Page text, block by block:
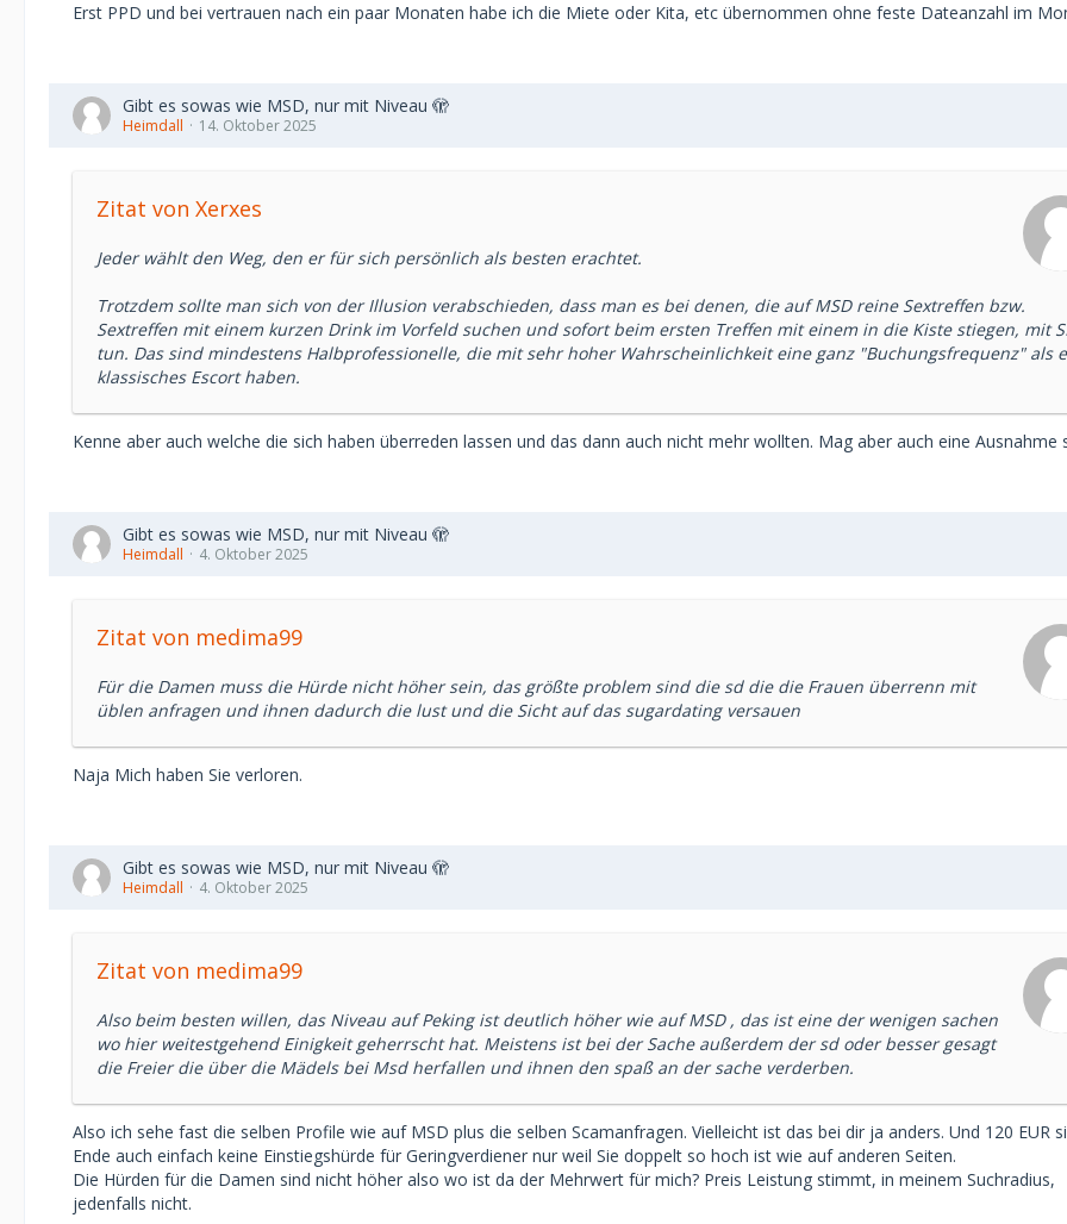
Erst PPD und bei vertrauen nach ein paar Monaten habe ich die Miete oder Kita, etc übernommen ohne feste Dateanzahl im
Gibt es sowas wie MSD, nur mit Niveau 🫣
Heimdall 14. Oktober 2025
Zitat von Xerxes
Jeder wählt den Weg, den er für sich persönlich als besten erachtet.
Trotzdem sollte man sich von der Illusion verabschieden, dass man es bei denen, die auf MSD reine Sextreffen bzw.
Sextreffen mit einem kurzen Drink im Vorfeld suchen und sofort beim ersten Treffen mit einem in die Kiste stiegen, mit
tun. Das sind mindestens Halbprofessionelle, die mit sehr hoher Wahrscheinlichkeit eine ganz "Buchungsfrequenz" als
klassisches Escort haben.
Kenne aber auch welche die sich haben überreden lassen und das dann auch nicht mehr wollten. Mag aber auch eine Ausnahme
Gibt es sowas wie MSD, nur mit Niveau 🫣
Heimdall 4. Oktober 2025
Zitat von medima99
Für die Damen muss die Hürde nicht höher sein, das größte problem sind die sd die die Frauen überrenn mit
üblen anfragen und ihnen dadurch die lust und die Sicht auf das sugardating versauen
Naja Mich haben Sie verloren.
Gibt es sowas wie MSD, nur mit Niveau 🫣
Heimdall 4. Oktober 2025
Zitat von medima99
Also beim besten willen, das Niveau auf Peking ist deutlich höher wie auf MSD , das ist eine der wenigen sachen
wo hier weitestgehend Einigkeit geherrscht hat. Meistens ist bei der Sache außerdem der sd oder besser gesagt
die Freier die über die Mädels bei Msd herfallen und ihnen den spaß an der sache verderben.
Also ich sehe fast die selben Profile wie auf MSD plus die selben Scamanfragen. Vielleicht ist das bei dir ja anders. Und 120 EUR
Ende auch einfach keine Einstiegshürde für Geringverdiener nur weil Sie doppelt so hoch ist wie auf anderen Seiten.
Die Hürden für die Damen sind nicht höher also wo ist da der Mehrwert für mich? Preis Leistung stimmt, in meinem Suchradius,
jedenfalls nicht.